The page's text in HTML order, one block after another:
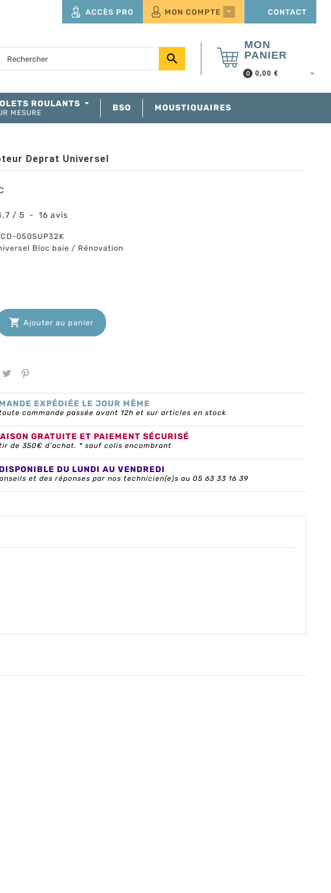
ACCÈS PRO MON COMPTE  CONTACT

MON
PANIER
0 0,00 €
ROULANTS
MESURE BSO MOUSTIQUAIRES
Deprat Universel
/ 5 - 16 avis
050SUP32K
Bloc baie / Rénovation
 Ajouter au panier
EXPÉDIÉE LE JOUR MÊME
commande passée avant 12h et sur articles en stock
GRATUITE ET PAIEMENT SÉCURISÉ
de 350€ d’achat. * sauf colis encombrant
DU LUNDI AU VENDREDI
et des réponses par nos technicien(e)s au 05 63 33 16 39